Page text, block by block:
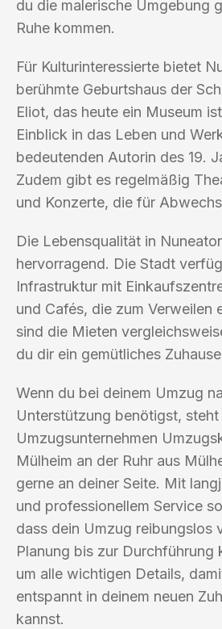
du die malerische Umgebung
Ruhe kommen.
Für Kulturinteressierte bietet
berühmte Geburtshaus der
Eliot, das heute ein Museum
Einblick in das Leben und
bedeutenden Autorin des 19.
Zudem gibt es regelmäßig
und Konzerte, die für
Die Lebensqualität in
hervorragend. Die Stadt
Infrastruktur mit
und Cafés, die zum Verweilen
sind die Mieten
du dir ein gemütliches
Wenn du bei deinem Umzug
Unterstützung benötigst, steht
Umzugsunternehmen
Mülheim an der Ruhr aus
gerne an deiner Seite. Mit
und professionellem Service
dass dein Umzug reibungslos
Planung bis zur Durchführung
um alle wichtigen Details,
entspannt in deinem neuen
kannst.